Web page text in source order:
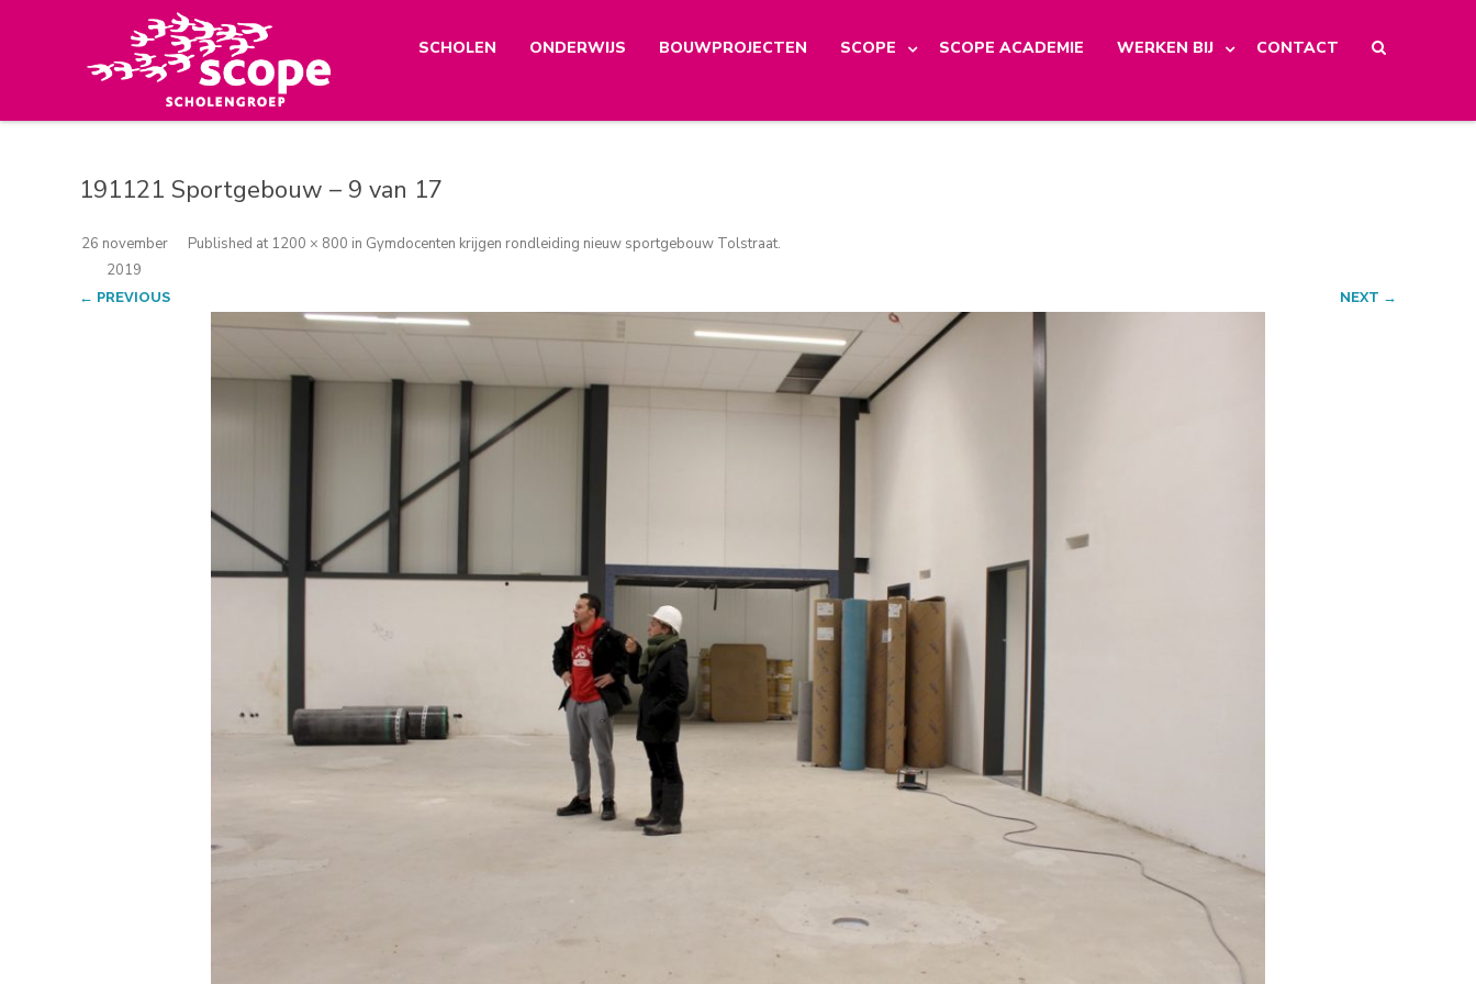
SCHOLEN ONDERWIJS BOUWPROJECTEN SCOPE SCOPE ACADEMIE WERKEN BIJ CONTACT
191121 Sportgebouw – 9 van 17
Published
26 november
2019
at 1200 × 800 in Gymdocenten krijgen rondleiding nieuw sportgebouw Tolstraat.
← PREVIOUS NEXT →